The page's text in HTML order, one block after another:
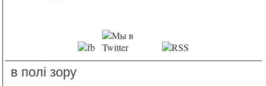
в полі зору